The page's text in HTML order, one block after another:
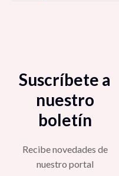
Suscríbete a
nuestro
boletín
Recibe novedades de
nuestro portal